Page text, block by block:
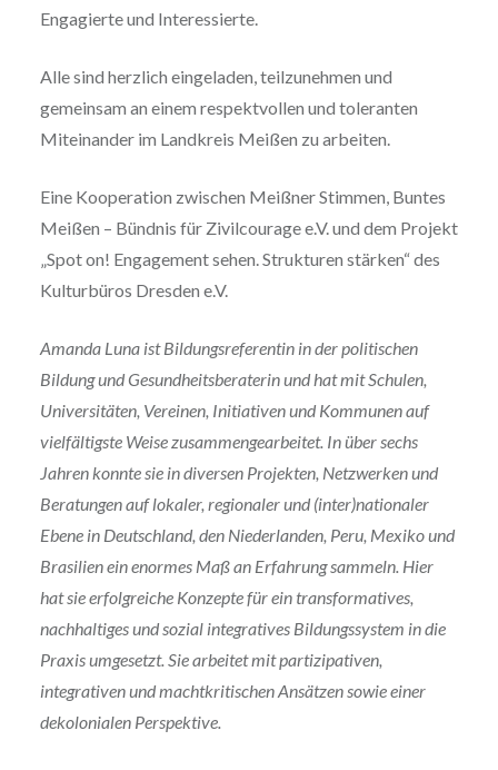
Engagierte und Interessierte.
Alle sind herzlich eingeladen, teilzunehmen und
gemeinsam an einem respektvollen und toleranten
Miteinander im Landkreis Meißen zu arbeiten.
Eine Kooperation zwischen Meißner Stimmen, Buntes
Meißen – Bündnis für Zivilcourage e.V. und dem Projekt
„Spot on! Engagement sehen. Strukturen stärken“ des
Kulturbüros Dresden e.V.
Amanda Luna ist Bildungsreferentin in der politischen
Bildung und Gesundheitsberaterin und hat mit Schulen,
Universitäten, Vereinen, Initiativen und Kommunen auf
vielfältigste Weise zusammengearbeitet. In über sechs
Jahren konnte sie in diversen Projekten, Netzwerken und
Beratungen auf lokaler, regionaler und (inter)nationaler
Ebene in Deutschland, den Niederlanden, Peru, Mexiko und
Brasilien ein enormes Maß an Erfahrung sammeln. Hier
hat sie erfolgreiche Konzepte für ein transformatives,
nachhaltiges und sozial integratives Bildungssystem in die
Praxis umgesetzt. Sie arbeitet mit partizipativen,
integrativen und machtkritischen Ansätzen sowie einer
dekolonialen Perspektive.